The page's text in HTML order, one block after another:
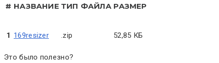
# НАЗВАНИЕ ТИП ФАЙЛА РАЗМЕР
1 169resizer .zip 52,85 КБ
Это было полезно?